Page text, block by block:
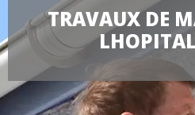
TRAVAUX DE